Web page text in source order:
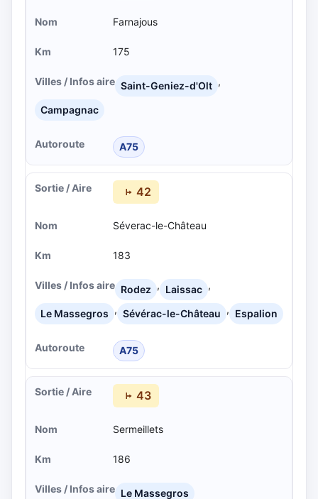
Farnajous
175
Saint-Geniez-d'Olt ,
Campagnac
A75
42
Séverac-le-Château
183
Rodez , Laissac ,
Le Massegros , Sévérac-le-Château , Espalion
A75
43
Sermeillets
186
Le Massegros